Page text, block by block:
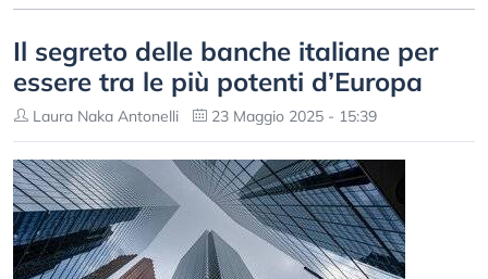
Il segreto delle banche italiane per
essere tra le più potenti d’Europa
Laura Naka Antonelli 23 Maggio 2025 - 15:39